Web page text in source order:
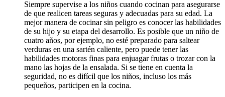
Siempre supervise a los niños cuando cocinan para asegurarse
de que realicen tareas seguras y adecuadas para su edad. La
mejor manera de cocinar sin peligro es conocer las habilidades
de su hijo y su etapa del desarrollo. Es posible que un niño de
cuatro años, por ejemplo, no esté preparado para saltear
verduras en una sartén caliente, pero puede tener las
habilidades motoras finas para enjuagar frutas o trozar con la
mano las hojas de la ensalada. Si se tiene en cuenta la
seguridad, no es difícil que los niños, incluso los más
pequeños, participen en la cocina.